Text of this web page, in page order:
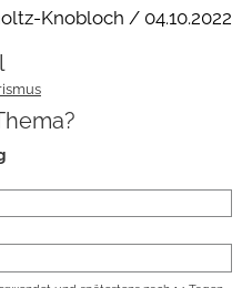
Knobloch / 04.10.2022